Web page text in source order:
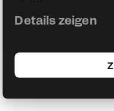
Details zeigen